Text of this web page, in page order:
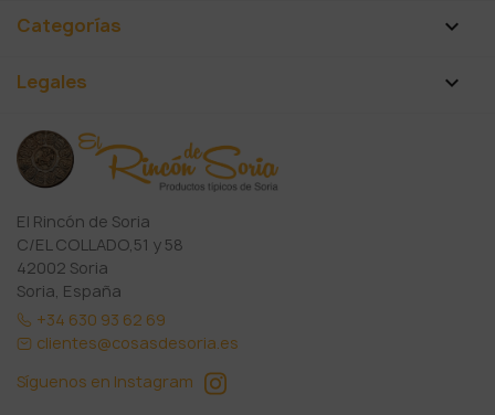
Categorías 
Legales 
El Rincón de Soria
C/EL COLLADO,51 y 58
42002 Soria
Soria, España
+34 630 93 62 69
clientes@cosasdesoria.es
Síguenos en Instagram